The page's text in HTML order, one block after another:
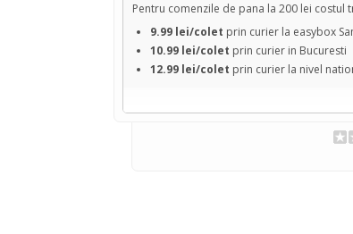
Pentru comenzile de pana la 200 lei costul
9.99 lei/colet prin curier la easybox
10.99 lei/colet prin curier in Bucuresti
12.99 lei/colet prin curier la nivel